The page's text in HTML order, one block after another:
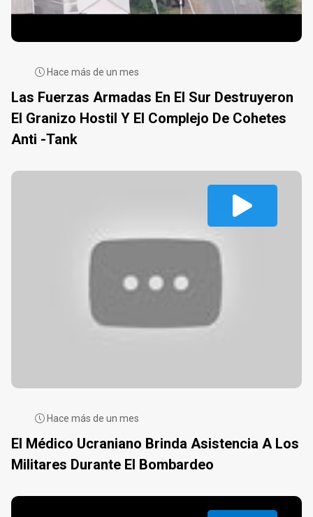
Hace más de un mes
Las Fuerzas Armadas En El Sur Destruyeron
El Granizo Hostil Y El Complejo De Cohetes
Anti -tank
Hace más de un mes
El Médico Ucraniano Brinda Asistencia A Los
Militares Durante El Bombardeo